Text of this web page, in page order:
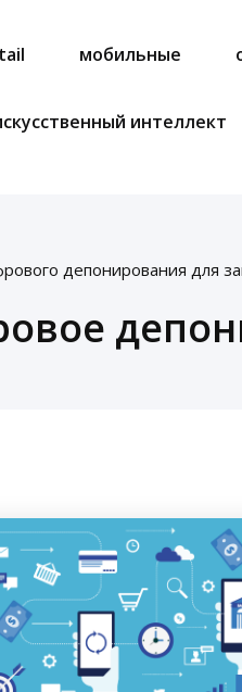
мобильные
интеллект
депонирования для